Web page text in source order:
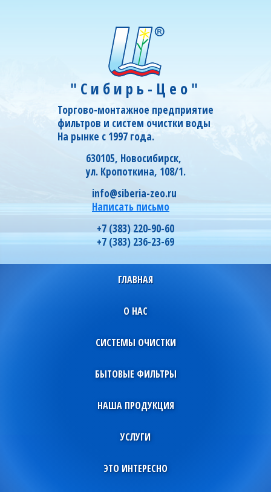
"Сибирь-Цео"
Торгово-монтажное предприятие
фильтров и систем очистки воды
На рынке с 1997 года.
630105, Новосибирск,
ул. Кропоткина, 108/1.
info@siberia-zeo.ru
Написать письмо
+7 (383) 220-90-60
+7 (383) 236-23-69
ГЛАВНАЯ
О НАС
СИСТЕМЫ ОЧИСТКИ
БЫТОВЫЕ ФИЛЬТРЫ
НАША ПРОДУКЦИЯ
УСЛУГИ
ЭТО ИНТЕРЕСНО